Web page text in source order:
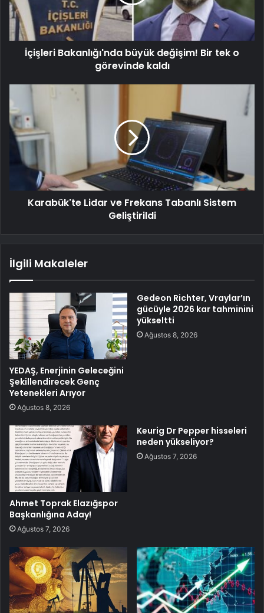
İçişleri Bakanlığı'nda büyük değişim! Bir tek o
görevinde kaldı
Karabük'te Lidar ve Frekans Tabanlı Sistem
Geliştirildi
İlgili Makaleler
YEDAŞ, Enerjinin Geleceğini
Şekillendirecek Genç
Yetenekleri Arıyor
Ağustos 8, 2026
Gedeon Richter, Vraylar’ın
gücüyle 2026 kar tahminini
yükseltti
Ağustos 8, 2026
Ahmet Toprak Elazığspor
Başkanlığına Aday!
Ağustos 7, 2026
Keurig Dr Pepper hisseleri
neden yükseliyor?
Ağustos 7, 2026